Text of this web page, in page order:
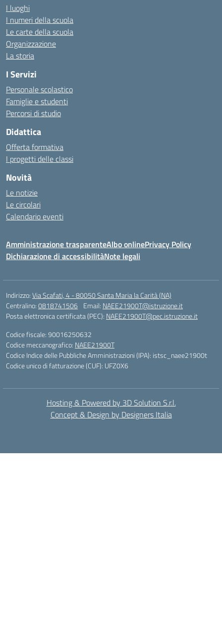
I luoghi
I numeri della scuola
Le carte della scuola
Organizzazione
La storia
I Servizi
Personale scolastico
Famiglie e studenti
Percorsi di studio
Didattica
Offerta formativa
I progetti delle classi
Novità
Le notizie
Le circolari
Calendario eventi
Amministrazione trasparenteAlbo onlinePrivacy Policy
Dichiarazione di accessibilitàNote legali
Indirizzo:Via Scafati, 4 - 80050 Santa Maria la Carità (NA)
Centralino:0818741506 Email: NAEE21900T@istruzione.it
Posta elettronica certificata (PEC): NAEE21900T@pec.istruzione.it
Codice fiscale: 90016250632
Codice meccanografico: NAEE21900T
Codice Indice delle Pubbliche Amministrazioni (IPA): istsc_naee21900t
Codice unico di fatturazione (CUF): UFZ0X6
Hosting & Powered by 3D Solution S.r.l.
Concept & Design by Designers Italia